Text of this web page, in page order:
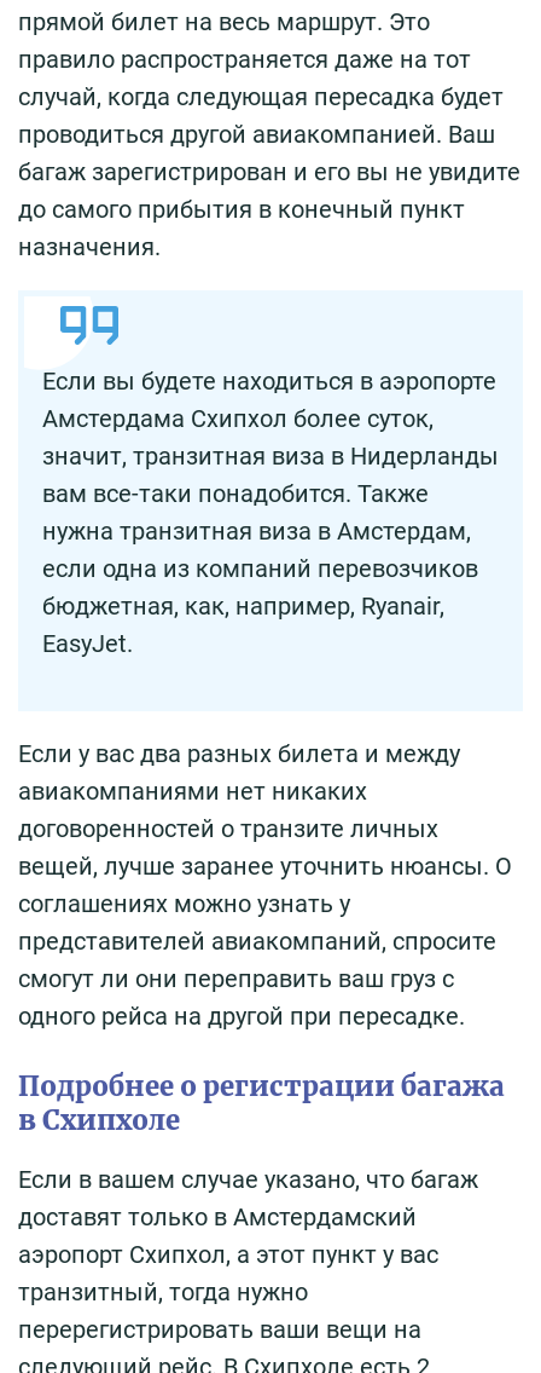
прямой билет на весь маршрут. Это
правило распространяется даже на тот
случай, когда следующая пересадка будет
проводиться другой авиакомпанией. Ваш
багаж зарегистрирован и его вы не увидите
до самого прибытия в конечный пункт
назначения.
Если вы будете находиться в аэропорте
Амстердама Схипхол более суток,
значит, транзитная виза в Нидерланды
вам все-таки понадобится. Также
нужна транзитная виза в Амстердам,
если одна из компаний перевозчиков
бюджетная, как, например, Ryanair,
EasyJet.
Если у вас два разных билета и между
авиакомпаниями нет никаких
договоренностей о транзите личных
вещей, лучше заранее уточнить нюансы. О
соглашениях можно узнать у
представителей авиакомпаний, спросите
смогут ли они переправить ваш груз с
одного рейса на другой при пересадке.
Подробнее о регистрации багажа
в Схипхоле
Если в вашем случае указано, что багаж
доставят только в Амстердамский
аэропорт Схипхол, а этот пункт у вас
транзитный, тогда нужно
перерегистрировать ваши вещи на
следующий рейс. В Схипхоле есть 2